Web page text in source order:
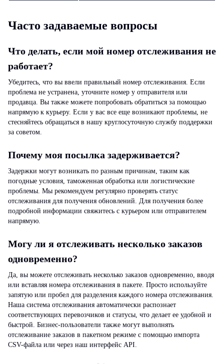
Часто задаваемые вопросы
Что делать, если мой номер отслеживания не
работает?
Убедитесь, что вы ввели правильный номер отслеживания. Если
проблема не устранена, уточните номер у отправителя или
продавца. Вы также можете попробовать обратиться за помощью
напрямую к курьеру. Если у вас все еще возникают проблемы, не
стесняйтесь обращаться в нашу круглосуточную службу поддержки
за советом.
Почему моя посылка задерживается?
Задержки могут возникать по разным причинам, таким как
погодные условия, таможенная обработка или логистические
проблемы. Мы рекомендуем регулярно проверять статус
отслеживания для получения обновлений. Для получения более
подробной информации свяжитесь с курьером или отправителем
напрямую.
Могу ли я отслеживать несколько заказов
одновременно?
Да, вы можете отслеживать несколько заказов одновременно, вводя
или вставляя номера отслеживания в пакете. Просто используйте
запятую или пробел для разделения каждого номера отслеживания.
Наша система отслеживания автоматически распознает
соответствующих перевозчиков и статусы, что делает ее удобной и
быстрой. Бизнес-пользователи также могут выполнять
отслеживание заказов в пакетном режиме с помощью импорта
CSV-файла или через наш интерфейс API.